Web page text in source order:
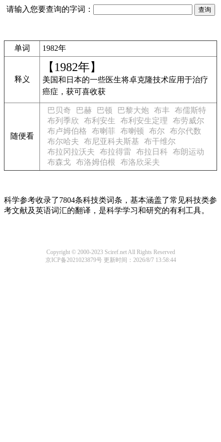
请输入您要查询的字词：
单词 1982年
释义
【1982年】
美国和日本的一些医生将卓克隆技术应用于治疗
癌症，获可喜收获
随便看
巴贝奇 巴赫 巴顿 巴黎大炮 布丰 布儒斯特
布列季欣
布利安生 布利安生定理
布劳威尔
布卢姆伯格
布喇菲 布喇顿 布尔
布尔代数
布尔哈夫
布尼亚科夫斯基
布干维尔
布拉冈拉沃夫
布拉得雷 布拉日科 布朗运动
布森戈
布洛姆伯根 布洛欣采夫
科学参考收录了7804条科技类词条，基本涵盖了常见科技类参
考文献及英语词汇的翻译，是科学学习和研究的有利工具。
Copyright © 2000-2023 Sciref.net All Rights Reserved
京ICP备2021023879号更新时间：2026/8/7 13:58:44